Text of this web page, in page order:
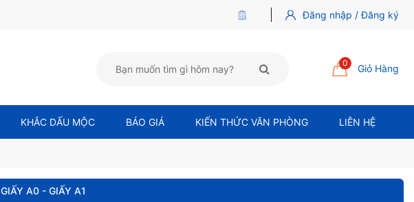
Đăng nhập / Đăng ký
0 Giỏ Hàng
KHẮC DẤU MỘC BÁO GIÁ KIẾN THỨC VĂN PHÒNG LIÊN HỆ
GIẤY A0 - GIẤY A1